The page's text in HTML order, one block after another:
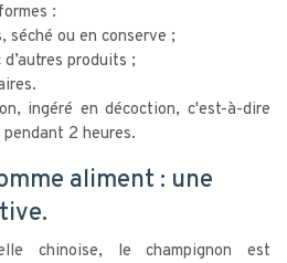
:
séché ou en conserve ;
produits ;
ingéré en décoction, c'est-à-dire
2 heures.
aliment : une
chinoise, le champignon est